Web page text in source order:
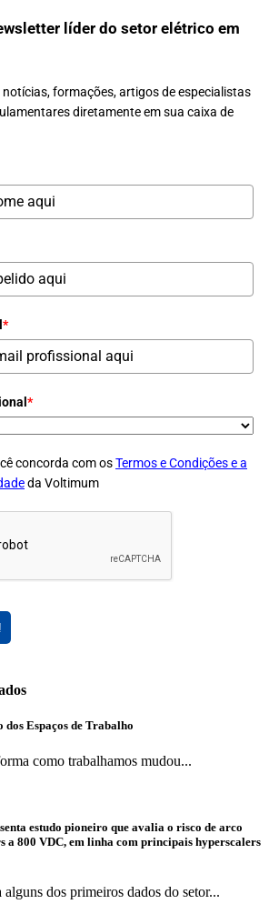
líder do setor elétrico em
notícias, formações, artigos de especialistas
diretamente em sua caixa de
*
*
concorda com osTermos e Condições e a
da Voltimum
Espaços de Trabalho
como trabalhamos mudou...
estudo pioneiro que avalia o risco de arco
a 800 VDC, em linha com principais hyperscalers
dos primeiros dados do setor...